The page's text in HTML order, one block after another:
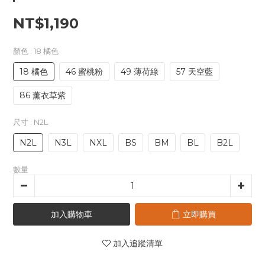
NT$1,190
顏色 : 18 橘色
18 橘色 46 蜜桃粉 49 薄荷綠 57 天空藍
86 薰衣草紫
尺寸 : N2L
N2L N3L NXL BS BM BL B2L
數量
加入購物車 立即購買
加入追蹤清單